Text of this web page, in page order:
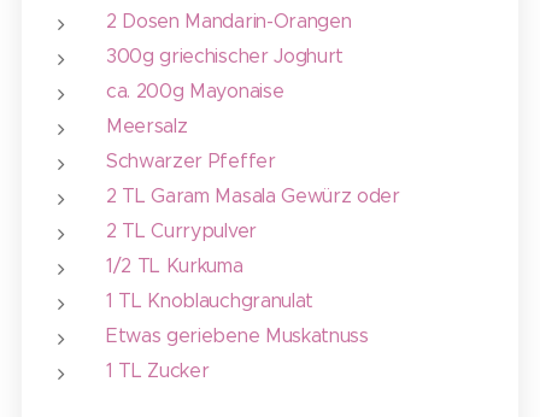
2 Dosen Mandarin-Orangen
300g griechischer Joghurt
ca. 200g Mayonaise
Meersalz
Schwarzer Pfeffer
2 TL Garam Masala Gewürz oder
2 TL Currypulver
1/2 TL Kurkuma
1 TL Knoblauchgranulat
Etwas geriebene Muskatnuss
1 TL Zucker